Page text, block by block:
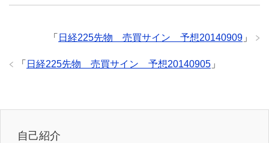
「 日経225先物 売買サイン 予想20140909 」
「 日経225先物 売買サイン 予想20140905 」
自己紹介